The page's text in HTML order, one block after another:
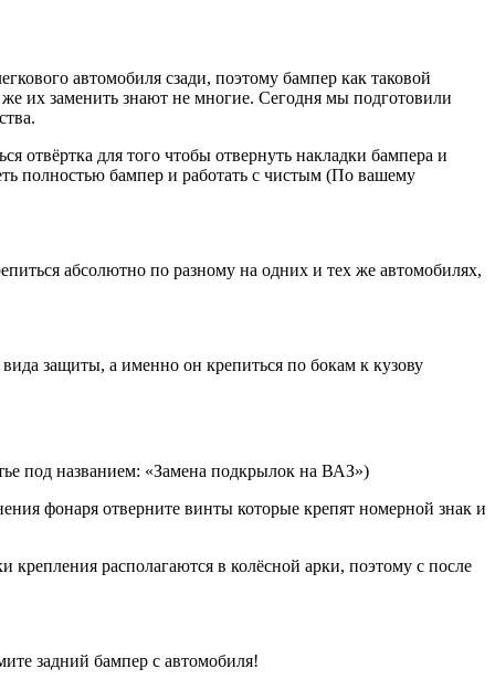
автомобиля сзади, поэтому бампер как таковой
их заменить знают не многие. Сегодня мы подготовили
отвёртка для того чтобы отвернуть накладки бампера и
полностью бампер и работать с чистым (По вашему
абсолютно по разному на одних и тех же автомобилях,
защиты, а именно он крепиться по бокам к кузову
под названием: «Замена подкрылок на ВАЗ»)
фонаря отверните винты которые крепят номерной знак и
располагаются в колёсной арки, поэтому с после
задний бампер с автомобиля!